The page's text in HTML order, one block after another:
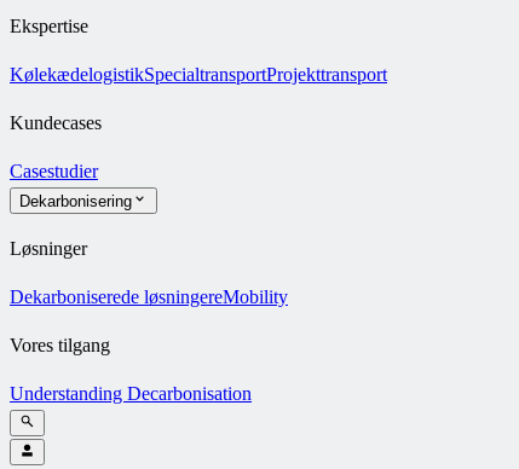
Ekspertise
KølekædelogistikSpecialtransportProjekttransport
Kundecases
Casestudier
Dekarbonisering
Løsninger
Dekarboniserede løsningereMobility
Vores tilgang
Understanding Decarbonisation